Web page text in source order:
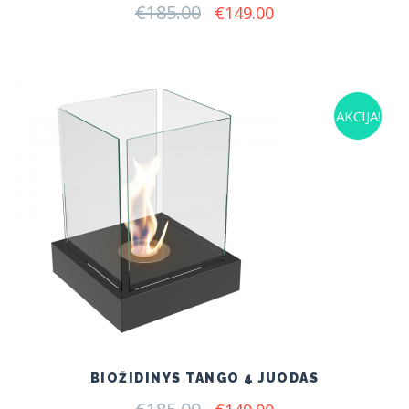
€185.00 Original
€149.00Current
AKCIJA!
BIOŽIDINYS TANGO 4 JUODAS